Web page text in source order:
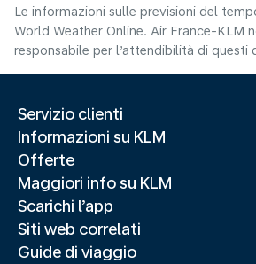
Le informazioni sulle previsioni del
World Weather Online. Air France-KLM
responsabile per l’attendibilità di questi
Servizio clienti
Informazioni su KLM
Offerte
Maggiori info su KLM
Scarichi l’app
Siti web correlati
Guide di viaggio